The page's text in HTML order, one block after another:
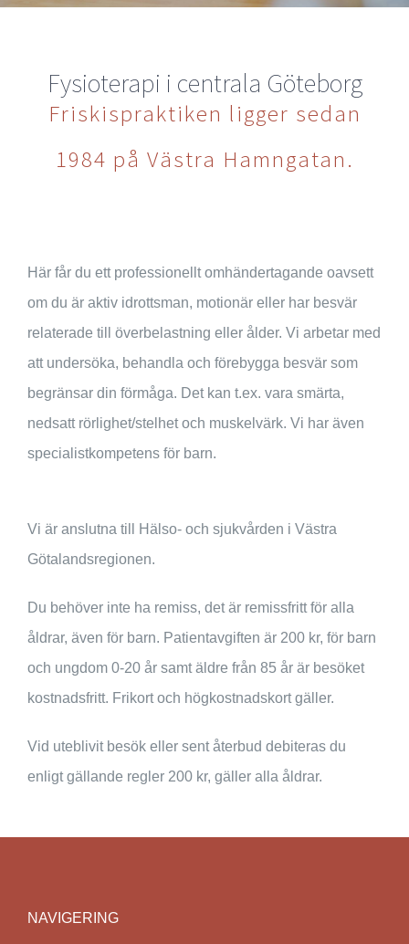
Fysioterapi i centrala Göteborg
Friskispraktiken ligger sedan
1984 på Västra Hamngatan.
Här får du ett professionellt omhändertagande oavsett
om du är aktiv idrottsman, motionär eller har besvär
relaterade till överbelastning eller ålder. Vi arbetar med
att undersöka, behandla och förebygga besvär som
begränsar din förmåga. Det kan t.ex. vara smärta,
nedsatt rörlighet/stelhet och muskelvärk. Vi har även
specialistkompetens för barn.
Vi är anslutna till Hälso- och sjukvården i Västra
Götalandsregionen.
Du behöver inte ha remiss, det är remissfritt för alla
åldrar, även för barn. Patientavgiften är 200 kr, för barn
och ungdom 0-20 år samt äldre från 85 år är besöket
kostnadsfritt. Frikort och högkostnadskort gäller.
Vid uteblivit besök eller sent återbud debiteras du
enligt gällande regler 200 kr, gäller alla åldrar.
NAVIGERING